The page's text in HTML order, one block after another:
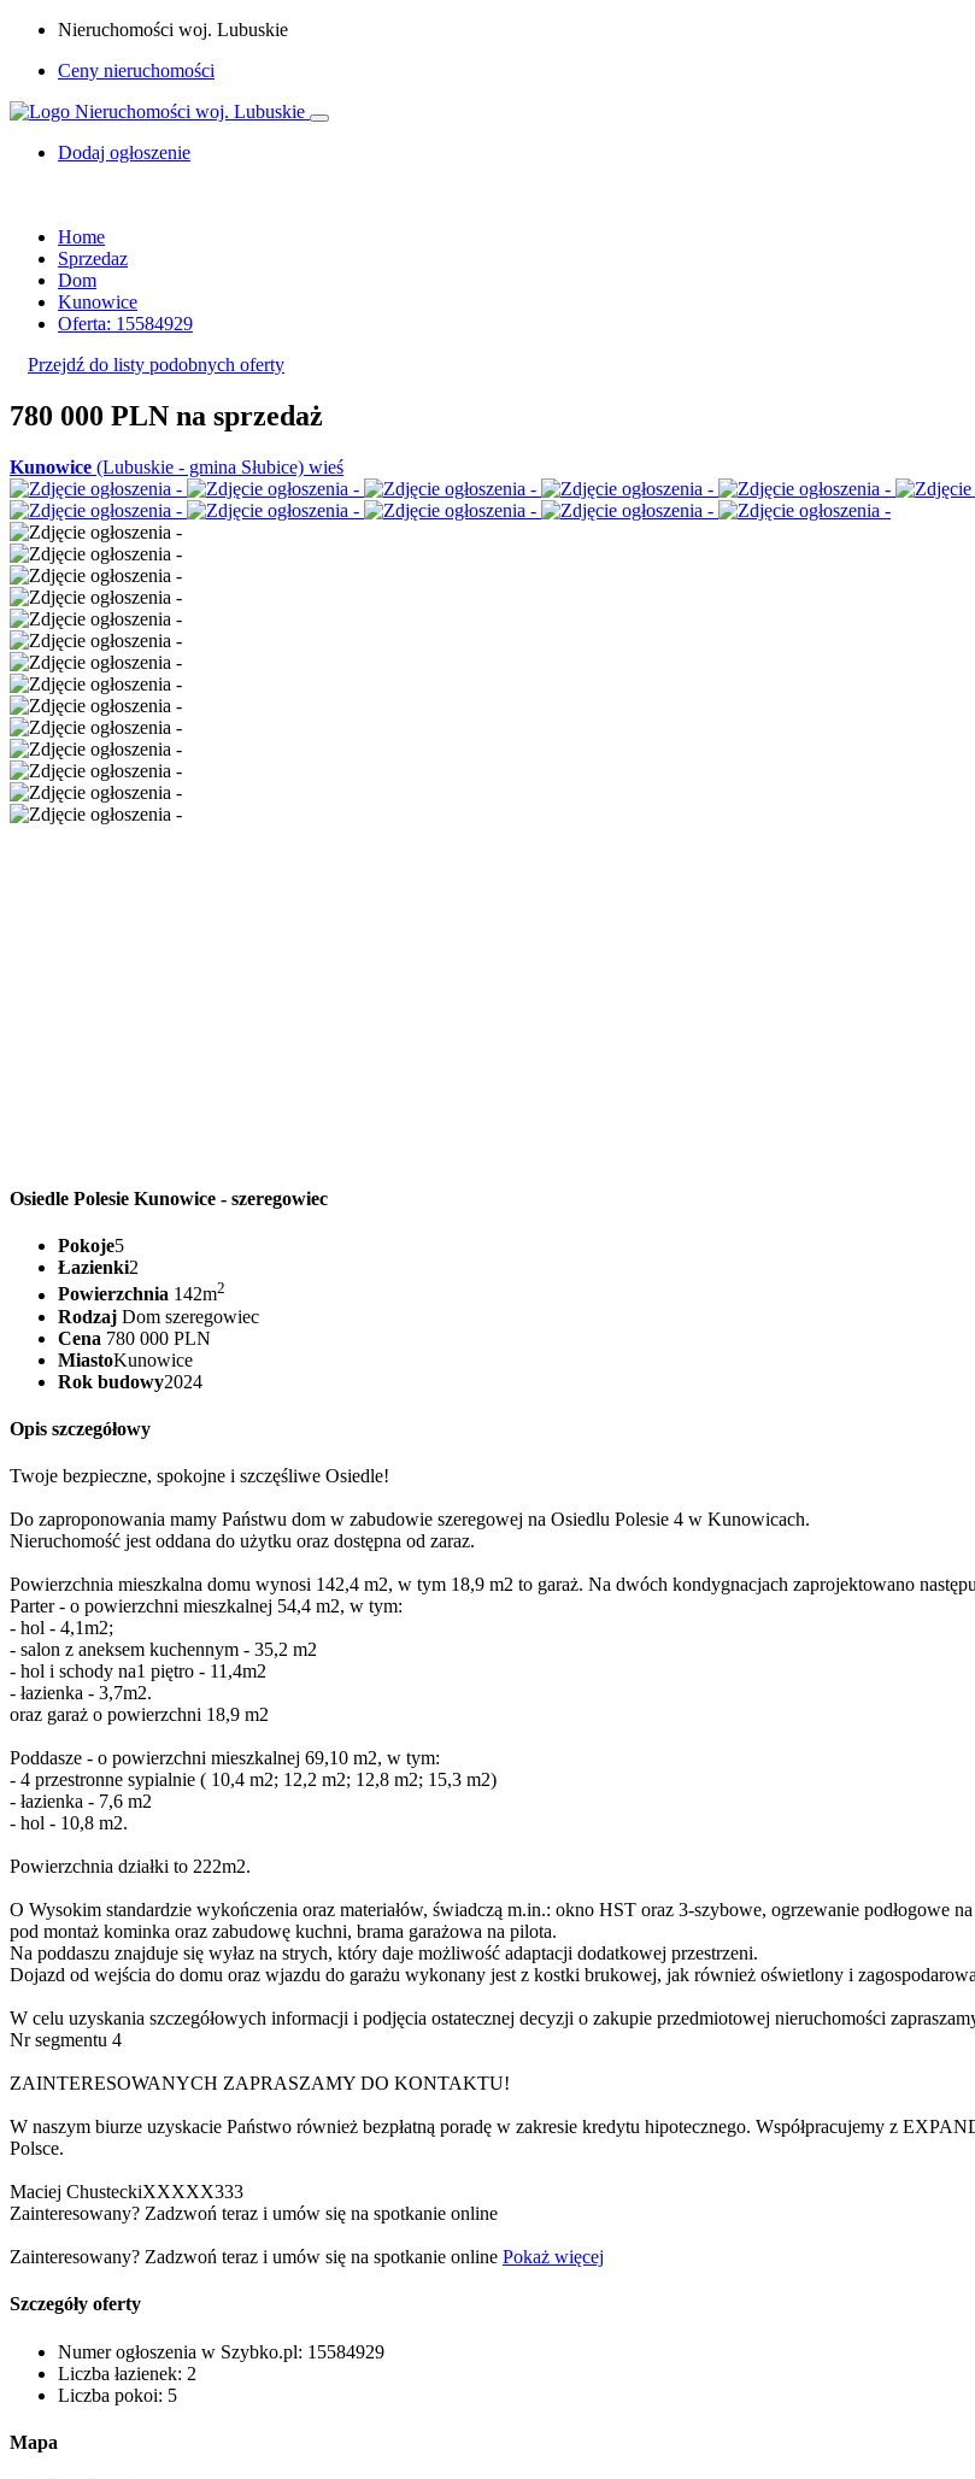
Nieruchomości woj. Lubuskie
Ceny nieruchomości
Dodaj ogłoszenie
Home
Sprzedaz
Dom
Kunowice
Oferta: 15584929
Przejdź do listy podobnych oferty
780 000 PLN na sprzedaż
Kunowice (Lubuskie - gmina Słubice) wieś
Osiedle Polesie Kunowice - szeregowiec
Pokoje5
Łazienki2
Powierzchnia 142m2
Rodzaj Dom szeregowiec
Cena 780 000 PLN
MiastoKunowice
Rok budowy2024
Opis szczegółowy
Twoje bezpieczne, spokojne i szczęśliwe Osiedle!
Do zaproponowania mamy Państwu dom w zabudowie szeregowej na Osiedlu Polesie 4 w Kunowicach.
Nieruchomość jest oddana do użytku oraz dostępna od zaraz.
Powierzchnia mieszkalna domu wynosi 142,4 m2, w tym 18,9 m2 to garaż. Na dwóch kondygnacjach zaprojektowano
Parter - o powierzchni mieszkalnej 54,4 m2, w tym:
- hol - 4,1m2;
- salon z aneksem kuchennym - 35,2 m2
- hol i schody na1 piętro - 11,4m2
- łazienka - 3,7m2.
oraz garaż o powierzchni 18,9 m2
Poddasze - o powierzchni mieszkalnej 69,10 m2, w tym:
- 4 przestronne sypialnie ( 10,4 m2; 12,2 m2; 12,8 m2; 15,3 m2)
- łazienka - 7,6 m2
- hol - 10,8 m2.
Powierzchnia działki to 222m2.
O Wysokim standardzie wykończenia oraz materiałów, świadczą m.in.: okno HST oraz 3-szybowe, ogrzewanie podłogowe
pod montaż kominka oraz zabudowę kuchni, brama garażowa na pilota.
Na poddaszu znajduje się wyłaz na strych, który daje możliwość adaptacji dodatkowej przestrzeni.
Dojazd od wejścia do domu oraz wjazdu do garażu wykonany jest z kostki brukowej, jak również oświetlony i
W celu uzyskania szczegółowych informacji i podjęcia ostatecznej decyzji o zakupie przedmiotowej nieruchomości
Nr segmentu 4
ZAINTERESOWANYCH ZAPRASZAMY DO KONTAKTU!
W naszym biurze uzyskacie Państwo również bezpłatną poradę w zakresie kredytu hipotecznego. Współpracujemy z
Polsce.
Maciej ChusteckiXXXXX333
Zainteresowany? Zadzwoń teraz i umów się na spotkanie online
Zainteresowany? Zadzwoń teraz i umów się na spotkanie online Pokaż więcej
Szczegóły oferty
Numer ogłoszenia w Szybko.pl: 15584929
Liczba łazienek: 2
Liczba pokoi: 5
Mapa